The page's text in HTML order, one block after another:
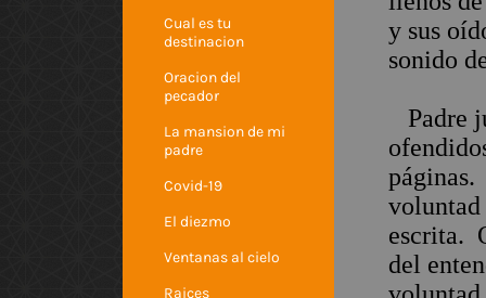
Cual es tu
destinacion
Oracion del
pecador
La mansion de mi
padre
Covid-19
El diezmo
Ventanas al cielo
Raices
y sus
sonido
Padre
páginas.
voluntad
escrita.
del